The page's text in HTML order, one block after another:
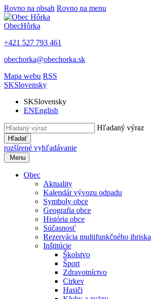
Rovno na obsah Rovno na menu
ObecHôrka
+421 527 793 461
obechorka@obechorka.sk
Mapa webu RSS
SKSlovensky
SKSlovensky
ENEnglish
Hľadaný výraz
Hľadať
rozšírené vyhľadávanie
Menu
Obec
Aktuality
Kalendár vývozu odpadu
Symboly obce
Geografia obce
História obce
Súčasnosť
Rezervácia multifunkčného ihriska
Inštitúcie
Školstvo
Šport
Zdravotníctvo
Cirkev
Hasiči